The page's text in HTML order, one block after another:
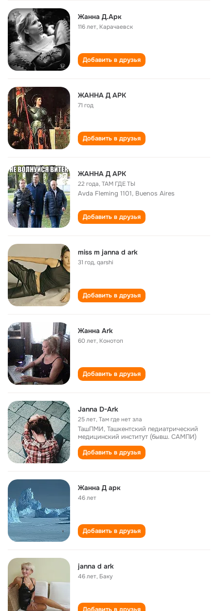
Жанна Д.Арк
116 лет, Карачаевск
Добавить в друзья
ЖАННА Д АРК
71 год
Добавить в друзья
ЖАННА Д АРК
22 года,ТАМ ГДЕ ТЫ
Avda Fleming 1101, Buenos Aires
Добавить в друзья
miss m janna d ark
31 год,qarshi
Добавить в друзья
Жанна Ark
60 лет, Конотоп
Добавить в друзья
Janna D-Ark
25 лет,Там где нет зла
ТашПМИ, Ташкентский педиатрический
медицинский институт (бывш. САМПИ)
Добавить в друзья
Жанна Д арк
46 лет
Добавить в друзья
janna d ark
46 лет, Баку
Добавить в друзья